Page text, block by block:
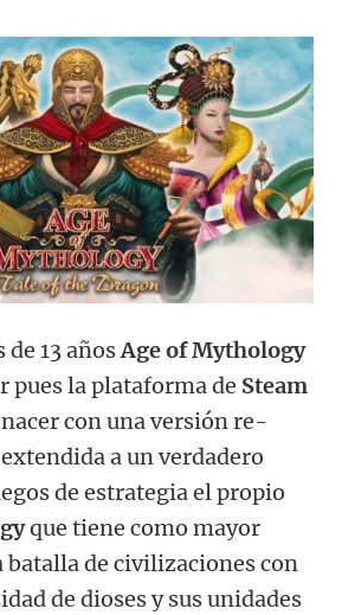
de 13 añosAge of Mythology
pues la plataforma de Steam
con una versión re-
a un verdadero
de estrategia el propio
que tiene como mayor
batalla de civilizaciones con
de dioses y sus unidades